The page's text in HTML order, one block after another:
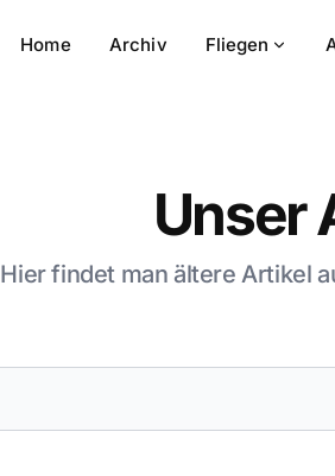
Home Archiv Fliegen
Unser
Hier findet man ältere Artikel